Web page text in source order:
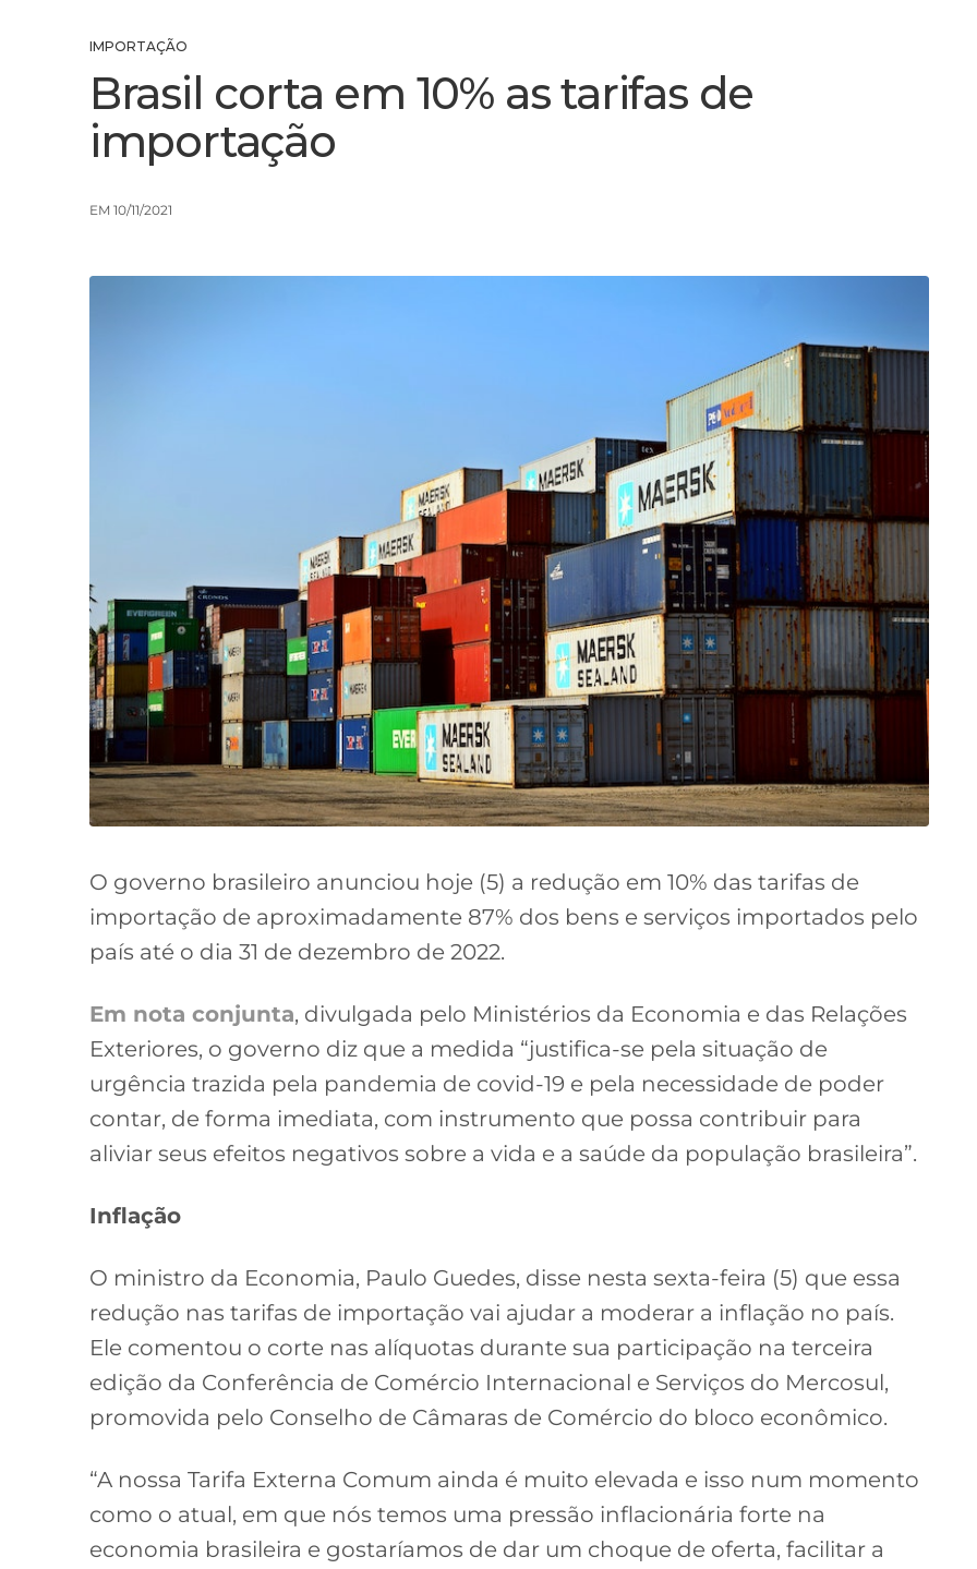
IMPORTAÇÃO
Brasil corta em 10% as tarifas de
importação
EM 10/11/2021
O governo brasileiro anunciou hoje (5) a redução em 10% das tarifas de
importação de aproximadamente 87% dos bens e serviços importados pelo
país até o dia 31 de dezembro de 2022.
Em nota conjunta, divulgada pelo Ministérios da Economia e das Relações
Exteriores, o governo diz que a medida “justifica-se pela situação de
urgência trazida pela pandemia de covid-19 e pela necessidade de poder
contar, de forma imediata, com instrumento que possa contribuir para
aliviar seus efeitos negativos sobre a vida e a saúde da população brasileira”.
Inflação
O ministro da Economia, Paulo Guedes, disse nesta sexta-feira (5) que essa
redução nas tarifas de importação vai ajudar a moderar a inflação no país.
Ele comentou o corte nas alíquotas durante sua participação na terceira
edição da Conferência de Comércio Internacional e Serviços do Mercosul,
promovida pelo Conselho de Câmaras de Comércio do bloco econômico.
“A nossa Tarifa Externa Comum ainda é muito elevada e isso num momento
como o atual, em que nós temos uma pressão inflacionária forte na
economia brasileira e gostaríamos de dar um choque de oferta, facilitar a